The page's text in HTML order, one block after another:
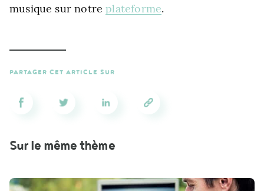
musique sur notreplateforme.
PARTAGER CET ARTICLE SUR
Sur le même thème